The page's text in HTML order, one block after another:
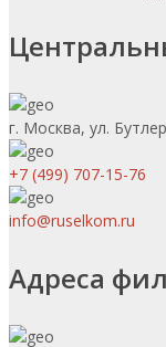
г. Москва, ул.
+7 (499) 707-15-76
info@ruselkom.ru
Адреса